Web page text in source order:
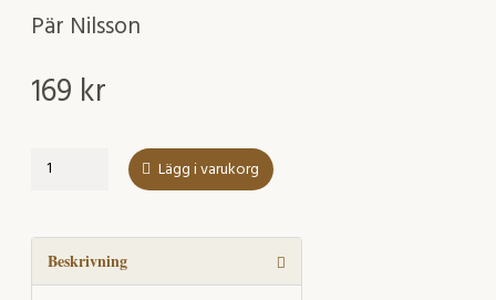
Pär Nilsson
169 kr
Bildliga
SAOB
mängd
Lägg i varukorg
Beskrivning